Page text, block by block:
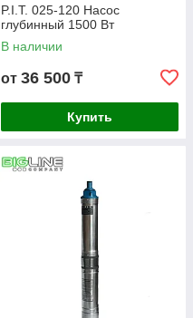
P.I.T. 025-120 Насос
глубинный 1500 Вт
В наличии
от 36 500 ₸
Купить